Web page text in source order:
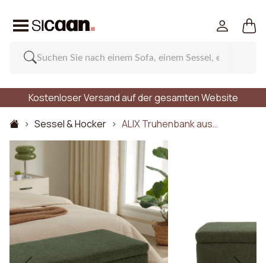
Kostenloser Versand auf der gesamten Website
Sessel & Hocker
ALIX Truhenbank aus…